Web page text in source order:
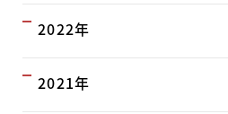
2022年
2021年